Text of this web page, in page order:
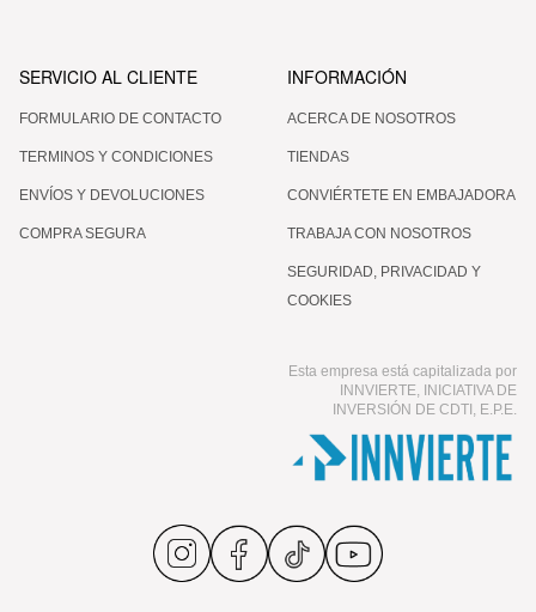
SERVICIO AL CLIENTE
FORMULARIO DE CONTACTO
TERMINOS Y CONDICIONES
ENVÍOS Y DEVOLUCIONES
COMPRA SEGURA
INFORMACIÓN
ACERCA DE NOSOTROS
TIENDAS
CONVIÉRTETE EN EMBAJADORA
TRABAJA CON NOSOTROS
SEGURIDAD, PRIVACIDAD Y
COOKIES
Esta empresa está capitalizada por
INNVIERTE, INICIATIVA DE
INVERSIÓN DE CDTI, E.P.E.